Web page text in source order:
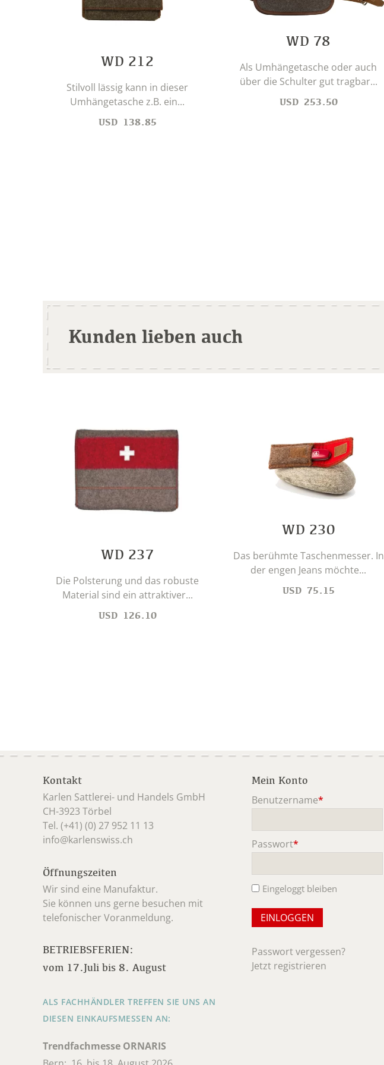
WD 212
Stilvoll lässig kann in dieser
Umhängetasche z.B. ein...
USD 138.85
WD 78
Als Umhängetasche oder auch
über die Schulter gut tragbar...
USD 253.50
Kunden lieben auch
WD 237
Die Polsterung und das robuste
Material sind ein attraktiver...
USD 126.10
WD 230
Das berühmte Taschenmesser. In
der engen Jeans möchte...
USD 75.15
Kontakt
Karlen Sattlerei- und Handels GmbH
CH-3923 Törbel
Tel. (+41) (0) 27 952 11 13
info@karlenswiss.ch
Öffnungszeiten
Wir sind eine Manufaktur.
Sie können uns gerne besuchen mit
telefonischer Voranmeldung.
BETRIEBSFERIEN:
vom 17.Juli bis 8. August
ALS FACHHÄNDLER TREFFEN SIE UNS AN
DIESEN EINKAUFSMESSEN AN:
Trendfachmesse ORNARIS
Mein Konto
Benutzername*
Passwort*
Eingeloggt bleiben
Passwort vergessen?
Jetzt registrieren